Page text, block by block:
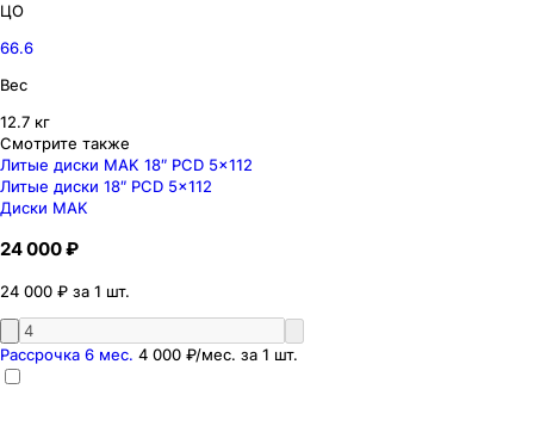
ЦО
66.6
Вес
12.7 кг
Смотрите также
Литые диски MAK 18″ PCD 5x112
Литые диски 18″ PCD 5x112
Диски MAK
24 000 ₽
24 000 ₽ за 1 шт.
Рассрочка 6 мес. 4 000 ₽/мес. за 1 шт.